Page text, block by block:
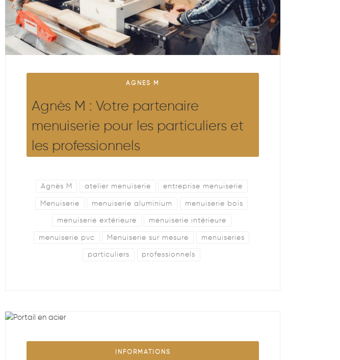
AGNES M
Agnès M : Votre partenaire
menuiserie pour les particuliers et
les professionnels
Agnès M atelier menuiserie entreprise menuiserie
Menuiserie menuiserie aluminium menuiserie bois
menuiserie extérieure menuiserie intérieure
menuiserie pvc Menuiserie sur mesure menuiseries
particuliers professionnels
INFORMATIONS